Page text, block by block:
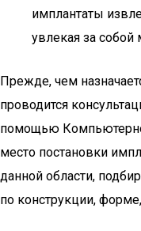
имплантаты
увлекая за собой
Прежде, чем
проводится
помощью
место постановки
данной области,
по конструкции,